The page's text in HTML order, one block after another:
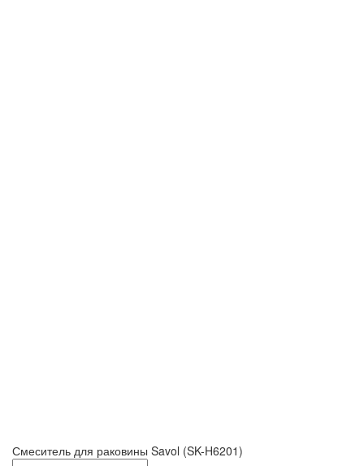
Смеситель для раковины Savol (SK-H6201)